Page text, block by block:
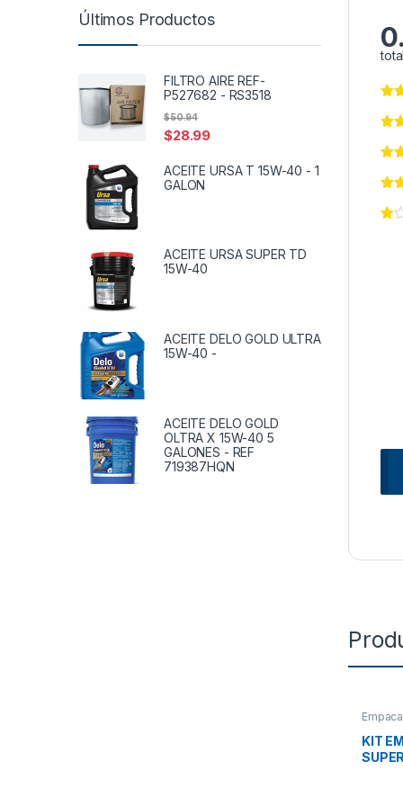
KIT
Últimos Productos
FILTRO AIRE REF-
P527682 - RS3518
$28.99
$50.94
ACEITE URSA T 15W-40 - 1
GALON
ACEITE URSA SUPER TD
15W-40
ACEITE DELO GOLD ULTRA
15W-40 -
ACEITE DELO GOLD
OLTRA X 15W-40 5
GALONES - REF
719387HQN